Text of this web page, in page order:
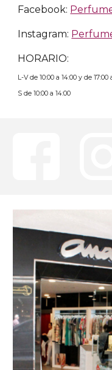
Facebook:
Instagram:
HORARIO:
L-V de 10:00 a 14:00 y de 17:00
S de 10:00 a 14:00